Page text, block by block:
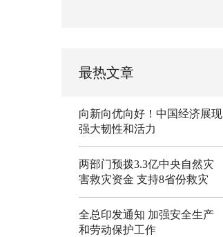
最热文章
向新向优向好！中国经济展现
强大韧性和活力
两部门预拨3.3亿中央自然灾
害救灾资金 支持8省份救灾
全总印发通知 加强安全生产
和劳动保护工作